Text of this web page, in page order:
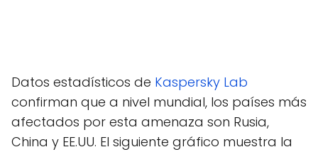
Datos estadísticos de Kaspersky Lab
confirman que a nivel mundial, los países más
afectados por esta amenaza son Rusia,
China y EE.UU. El siguiente gráfico muestra la